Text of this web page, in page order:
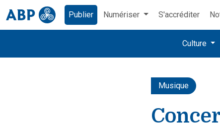
Publier Numériser S'accréditer
Culture
Musique